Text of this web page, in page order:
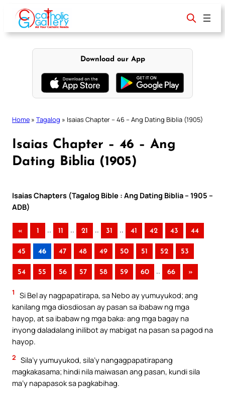
content
Download our App
Home » Tagalog » Isaias Chapter – 46 – Ang Dating Biblia (1905)
Isaias Chapter – 46 – Ang
Dating Biblia (1905)
Isaias Chapters (Tagalog Bible : Ang Dating Biblia – 1905 –
ADB)
« 1 .. 11 .. 21 .. 31 .. 41 42 43 44
45 46 47 48 49 50 51 52 53
54 55 56 57 58 59 60 .. 66 »
1
Si Bel ay nagpapatirapa, sa Nebo ay yumuyukod; ang
kanilang mga diosdiosan ay pasan sa ibabaw ng mga
hayop, at sa ibabaw ng mga baka: ang mga bagay na
inyong daladalang inilibot ay mabigat na pasan sa pagod na
hayop.
2 Sila’y yumuyukod, sila’y nangagpapatirapang
magkakasama; hindi nila maiwasan ang pasan, kundi sila
ma’y napapasok sa pagkabihag.